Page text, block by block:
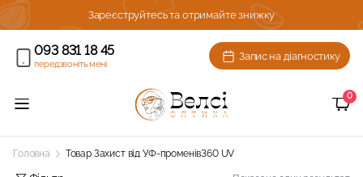
Зареєструйтесь та отримайте знижку
093 831 18 45
передзвоніть мені
Запис на діагностику
0
Головна Товар Захист від УФ-променів360 UV